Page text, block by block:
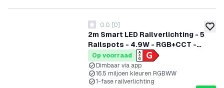
2m Smart LED Railverlichting - 5
Railspots - 4.9W - RGB+CCT -
Dimbaar - 1-Fase Railsysteem -
Zwart
0 score sterren
0.0 [0]
Op voorraad
Dimbaar via app
16.5 miljoen kleuren RGBWW
1-fase railverlichting